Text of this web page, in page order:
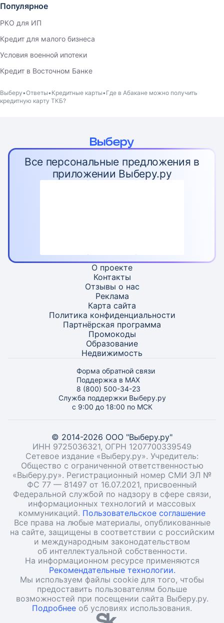
Популярное
РКО для ИП
Кредит для малого бизнеса
Условия военной ипотеки
Кредит в Восточном Банке
Выберу Ответы Кредитные карты Где в Абакане можно получить
кредитную карту ТКБ?
Все персональные предложения в
приложении Выберу.ру
О проекте
Контакты
Отзывы о нас
Реклама
Карта сайта
Политика конфиденциальности
Партнёрская программа
Промокоды
Образование
Недвижимость
Форма обратной связи
Поддержка в MAX
8 (800) 500-34-23
Служба поддержки Выберу.ру
с 9:00 до 18:00 по МСК
© 2014-2026 ООО "Выберу.ру"
ИНН 9725036321, ОГРН 1207700339549
Сетевое издание «Выберу.ру». Учредитель:
Общество с ограниченной ответственностью
«Выберу.ру». Регистрационный номер СМИ ЭЛ №
ФС 77 — 81497 от 16.07.2021, присвоенный
Федеральной службой по надзору в сфере связи,
информационных технологий и массовых
коммуникаций. Пользовательское соглашение
Все права на любые материалы, опубликованные
на сайте, защищены в соответствии с российским
и международным законодательством
об интеллектуальной собственности.
На информационном ресурсе применяются
Рекомендательные технологии.
Мы используем файлы cookie для того, чтобы
предоставить пользователям больше
возможностей при посещении сайта Выберу.ру.
Подробнее об условиях использования.